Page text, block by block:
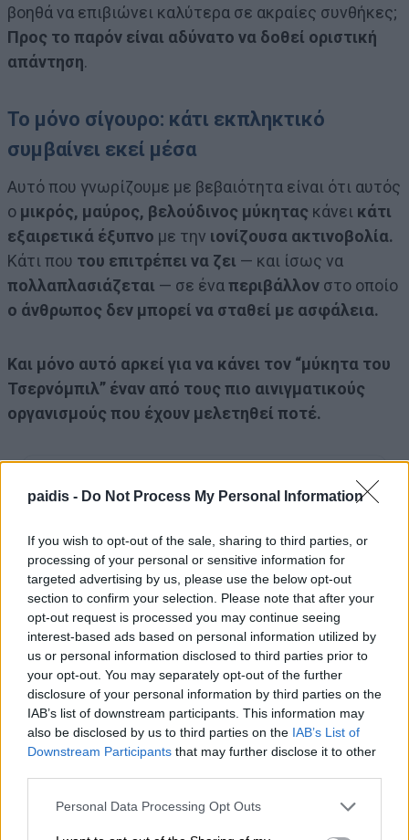
paidis - Do Not Process My Personal Information
If you wish to opt-out of the sale, sharing to third parties, or
processing of your personal or sensitive information for
targeted advertising by us, please use the below opt-out
section to confirm your selection. Please note that after your
opt-out request is processed you may continue seeing
interest-based ads based on personal information utilized by
us or personal information disclosed to third parties prior to
your opt-out. You may separately opt-out of the further
disclosure of your personal information by third parties on the
IAB’s list of downstream participants. This information may
also be disclosed by us to third parties on the IAB’s List of
Downstream Participants that may further disclose it to other
Personal Data Processing Opt Outs
βοηθά να επιβιώνει καλύτερα σε ακραίες συνθήκες;
Προς το παρόν είναι αδύνατο να δοθεί οριστική
απάντηση.
Το μόνο σίγουρο: κάτι εκπληκτικό
συμβαίνει εκεί μέσα
Αυτό που γνωρίζουμε με βεβαιότητα είναι ότι αυτός
ο μικρός, μαύρος, βελούδινος μύκητας κάνει κάτι
εξαιρετικά έξυπνο με την ιονίζουσα ακτινοβολία.
Κάτι που του επιτρέπει να ζει — και ίσως να
πολλαπλασιάζεται — σε έναπεριβάλλον στο οποίο
ο άνθρωπος δεν μπορεί να σταθεί με ασφάλεια.
Και μόνο αυτό αρκεί για να κάνει τον “μύκητα του
Τσερνόμπιλ” έναν από τους πιο αινιγματικούς
οργανισμούς που έχουν μελετηθεί ποτέ.
Paidis.com
βλέπετε συχνότερα τις ειδήσεις μας στο Google Discover.
Προσθήκη του Paidis.com
Στη σελίδα που θα ανοίξει, πατήστε δίπλα στο
για να
ολοκληρώσετε την προσθήκη.